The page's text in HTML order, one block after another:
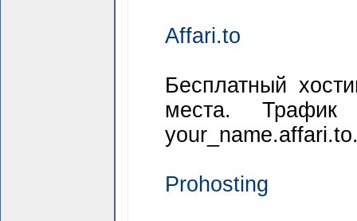
Affari.to
Бесплатный
места.
Prohosting